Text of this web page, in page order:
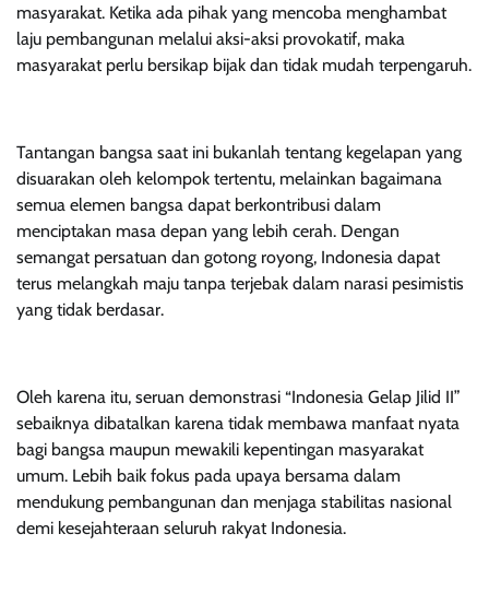
masyarakat. Ketika ada pihak yang mencoba menghambat
laju pembangunan melalui aksi-aksi provokatif, maka
masyarakat perlu bersikap bijak dan tidak mudah terpengaruh.
Tantangan bangsa saat ini bukanlah tentang kegelapan yang
disuarakan oleh kelompok tertentu, melainkan bagaimana
semua elemen bangsa dapat berkontribusi dalam
menciptakan masa depan yang lebih cerah. Dengan
semangat persatuan dan gotong royong, Indonesia dapat
terus melangkah maju tanpa terjebak dalam narasi pesimistis
yang tidak berdasar.
Oleh karena itu, seruan demonstrasi “Indonesia Gelap Jilid II”
sebaiknya dibatalkan karena tidak membawa manfaat nyata
bagi bangsa maupun mewakili kepentingan masyarakat
umum. Lebih baik fokus pada upaya bersama dalam
mendukung pembangunan dan menjaga stabilitas nasional
demi kesejahteraan seluruh rakyat Indonesia.